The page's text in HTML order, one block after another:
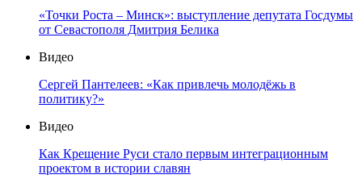
«Точки Роста – Минск»: выступление депутата Госдумы
от Севастополя Дмитрия Белика
Видео
Сергей Пантелеев: «Как привлечь молодёжь в
политику?»
Видео
Как Крещение Руси стало первым интеграционным
проектом в истории славян